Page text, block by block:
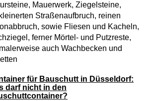
Mauerwerk, Ziegelsteine,
Straßenaufbruch, reinen
sowie Fliesen und Kacheln,
ferner Mörtel- und Putzreste,
auch Wachbecken und
für Bauschutt in Düsseldorf:
darf nicht in den